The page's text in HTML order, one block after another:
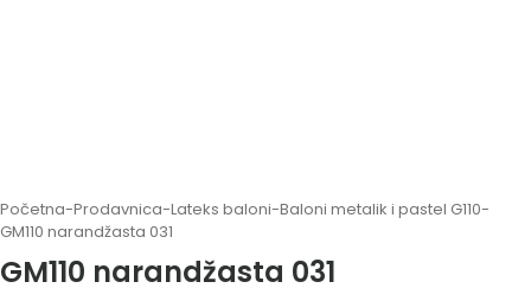
Početna-Prodavnica-Lateks baloni-Baloni metalik i pastel G110-
GM110 narandžasta 031
GM110 narandžasta 031